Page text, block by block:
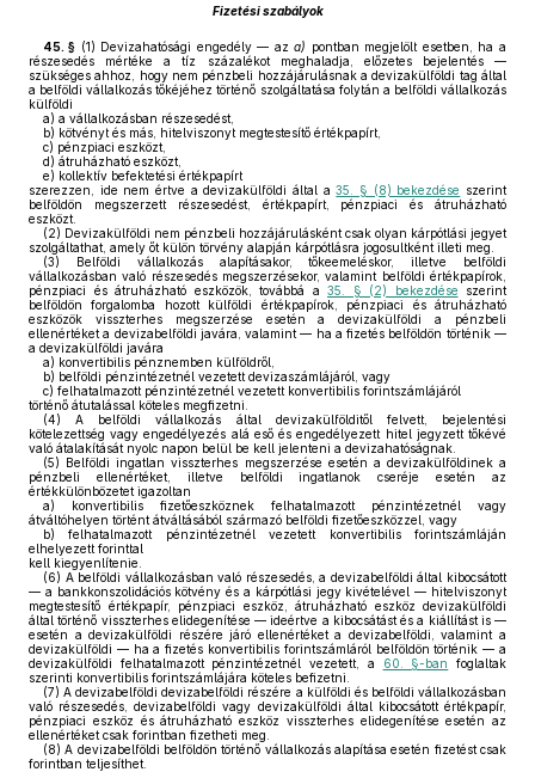
Fizetési szabályok
45. § (1) Devizahatósági engedély — aza) pontban megjelölt esetben, ha a
részesedés mértéke a tíz százalékot meghaladja, előzetes bejelentés —
szükséges ahhoz, hogy nem pénzbeli hozzájárulásnak a devizakülföldi tag által
a belföldi vállalkozás tőkéjéhez történő szolgáltatása folytán a belföldi vállalkozás
külföldi
a) a vállalkozásban részesedést,
b) kötvényt és más, hitelviszonyt megtestesítő értékpapírt,
c) pénzpiaci eszközt,
d) átruházható eszközt,
e) kollektív befektetési értékpapírt
szerezzen, ide nem értve a devizakülföldi által a35. § (8) bekezdése szerint
belföldön megszerzett részesedést, értékpapírt, pénzpiaci és átruházható
eszközt.
(2) Devizakülföldi nem pénzbeli hozzájárulásként csak olyan kárpótlási jegyet
szolgáltathat, amely őt külön törvény alapján kárpótlásra jogosultként illeti meg.
(3) Belföldi vállalkozás alapításakor, tőkeemeléskor, illetve belföldi
vállalkozásban való részesedés megszerzésekor, valamint belföldi értékpapírok,
pénzpiaci és átruházható eszközök, továbbá a 35. § (2) bekezdése szerint
belföldön forgalomba hozott külföldi értékpapírok, pénzpiaci és átruházható
eszközök visszterhes megszerzése esetén a devizakülföldi a pénzbeli
ellenértéket a devizabelföldi javára, valamint — ha a fizetés belföldön történik —
a devizakülföldi javára
a) konvertibilis pénznemben külföldről,
b) belföldi pénzintézetnél vezetett devizaszámlájáról, vagy
c) felhatalmazott pénzintézetnél vezetett konvertibilis forintszámlájáról
történő átutalással köteles megfizetni.
(4) A belföldi vállalkozás által devizakülfölditől felvett, bejelentési
kötelezettség vagy engedélyezés alá eső és engedélyezett hitel jegyzett tőkévé
való átalakítását nyolc napon belül be kell jelenteni a devizahatóságnak.
(5) Belföldi ingatlan visszterhes megszerzése esetén a devizakülföldinek a
pénzbeli ellenértéket, illetve belföldi ingatlanok cseréje esetén az
értékkülönbözetet igazoltan
a) konvertibilis fizetőeszköznek felhatalmazott pénzintézetnél vagy
átváltóhelyen történt átváltásából származó belföldi fizetőeszközzel, vagy
b) felhatalmazott pénzintézetnél vezetett konvertibilis forintszámláján
elhelyezett forinttal
kell kiegyenlítenie.
(6) A belföldi vállalkozásban való részesedés, a devizabelföldi által kibocsátott
— a bankkonszolidációs kötvény és a kárpótlási jegy kivételével — hitelviszonyt
megtestesítő értékpapír, pénzpiaci eszköz, átruházható eszköz devizakülföldi
által történő visszterhes elidegenítése — ideértve a kibocsátást és a kiállítást is —
esetén a devizakülföldi részére járó ellenértéket a devizabelföldi, valamint a
devizakülföldi — ha a fizetés konvertibilis forintszámláról belföldön történik — a
devizakülföldi felhatalmazott pénzintézetnél vezetett, a
60. §-ban
foglaltak
szerinti konvertibilis forintszámlájára köteles befizetni.
(7) A devizabelföldi devizabelföldi részére a külföldi és belföldi vállalkozásban
való részesedés, devizabelföldi vagy devizakülföldi által kibocsátott értékpapír,
pénzpiaci eszköz és átruházható eszköz visszterhes elidegenítése esetén az
ellenértéket csak forintban fizetheti meg.
(8) A devizabelföldi belföldön történő vállalkozás alapítása esetén fizetést csak
forintban teljesíthet.